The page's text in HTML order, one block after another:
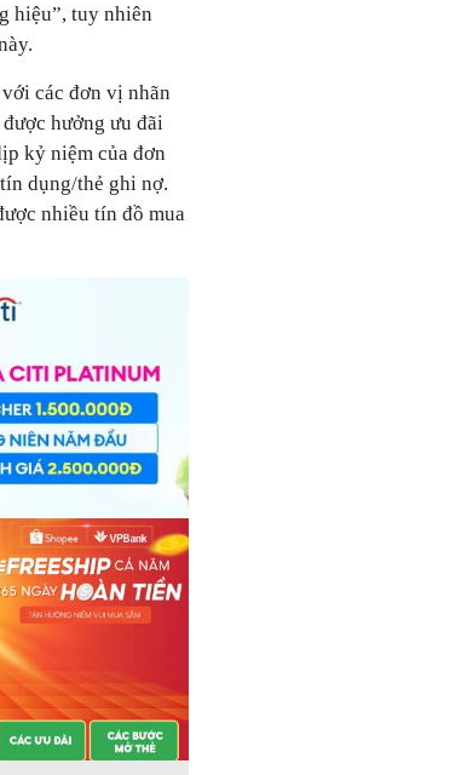
hiệu”, tuy nhiên
các đơn vị nhãn
hưởng ưu đãi
kỷ niệm của đơn
dụng/thẻ ghi nợ.
nhiều tín đồ mua